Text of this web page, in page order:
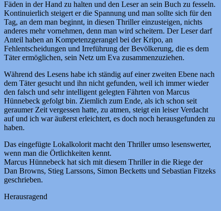
Fäden in der Hand zu halten und den Leser an sein Buch zu fesseln.
Kontinuierlich steigert er die Spannung und man sollte sich für den
Tag, an dem man beginnt, in diesen Thriller einzusteigen, nichts
anderes mehr vornehmen, denn man wird scheitern. Der Leser darf
Anteil haben an Kompetenzgerangel bei der Kripo, an
Fehlentscheidungen und Irreführung der Bevölkerung, die es dem
Täter ermöglichen, sein Netz um Eva zusammenzuziehen.
Während des Lesens habe ich ständig auf einer zweiten Ebene nach
dem Täter gesucht und ihn nicht gefunden, weil ich immer wieder
den falsch und sehr intelligent gelegten Fährten von Marcus
Hünnebeck gefolgt bin. Ziemlich zum Ende, als ich schon seit
geraumer Zeit vergessen hatte, zu atmen, steigt ein leiser Verdacht
auf und ich war äußerst erleichtert, es doch noch herausgefunden zu
haben.
Das eingefügte Lokalkolorit macht den Thriller umso lesenswerter,
wenn man die Örtlichkeiten kennt.
Marcus Hünnebeck hat sich mit diesem Thriller in die Riege der
Dan Browns, Stieg Larssons, Simon Becketts und Sebastian Fitzeks
geschrieben.
Herausragend